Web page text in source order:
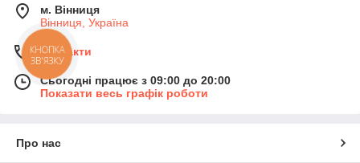
м. Вінниця
Вінниця, Україна
Контакти
Сьогодні працює з 09:00 до 20:00
Показати весь графік роботи
Про нас
КНОПКА
ЗВ'ЯЗКУ